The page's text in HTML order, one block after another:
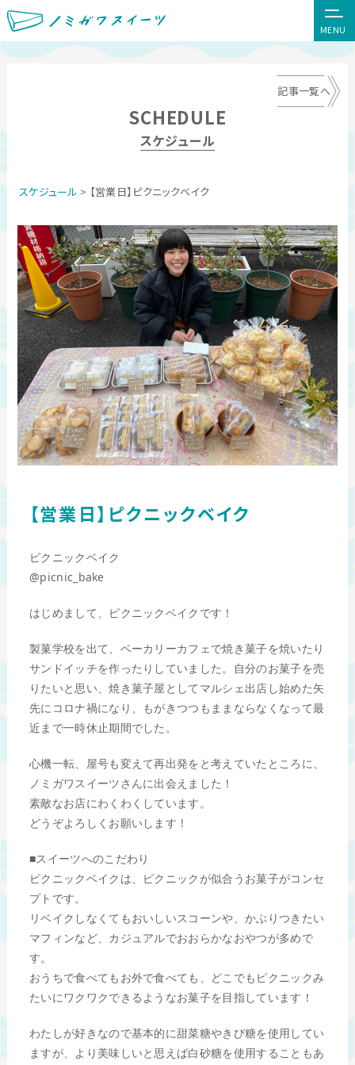
MENU
SCHEDULE
スケジュール
記事一覧へ
スケジュール > 【営業日】ピクニックベイク
【営業日】ピクニックベイク
ピクニックベイク
@picnic_bake
はじめまして、ピクニックベイクです！
製菓学校を出て、ベーカリーカフェで焼き菓子を焼いたり
サンドイッチを作ったりしていました。自分のお菓子を売
りたいと思い、焼き菓子屋としてマルシェ出店し始めた矢
先にコロナ禍になり、もがきつつもままならなくなって最
近まで一時休止期間でした。
心機一転、屋号も変えて再出発をと考えていたところに、
ノミガワスイーツさんに出会えました！
素敵なお店にわくわくしています。
どうぞよろしくお願いします！
■スイーツへのこだわり
ピクニックベイクは、ピクニックが似合うお菓子がコンセ
プトです。
リベイクしなくてもおいしいスコーンや、かぶりつきたい
マフィンなど、カジュアルでおおらかなおやつが多めで
す。
おうちで食べてもお外で食べても、どこでもピクニックみ
たいにワクワクできるようなお菓子を目指しています！
わたしが好きなので基本的に甜菜糖やきび糖を使用してい
ますが、より美味しいと思えば白砂糖を使用することもあ